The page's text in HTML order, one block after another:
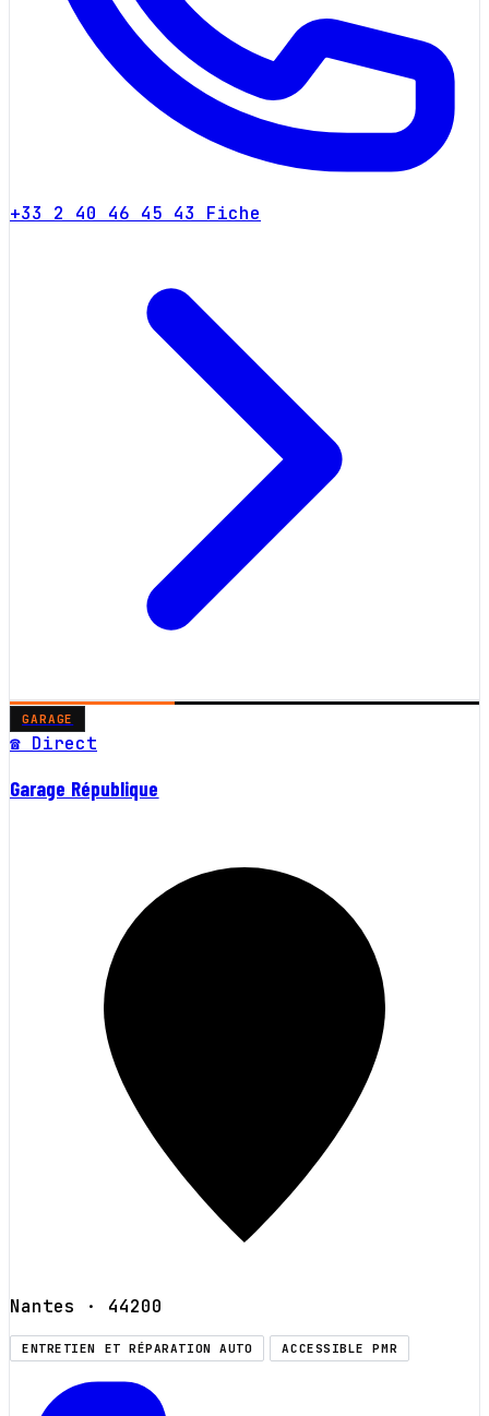
+33 2 40 46 45 43 Fiche
GARAGE
☎ Direct
Garage République
Nantes · 44200
ENTRETIEN ET RÉPARATION AUTO ACCESSIBLE PMR